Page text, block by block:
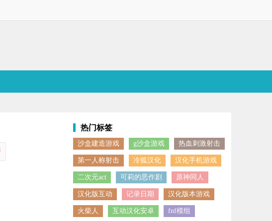
来消灭强大的敌人，顺利消灭对手即可获得游戏的胜利，还有丰富的玩法以及模式
热门标签
沙盒建造游戏 g沙盒游戏 热血刺激射击
第一人称射击 冷狐汉化 汉化手机游戏
二次元act 可莉的恶作剧 原神同人
汉化版互动 记录日期 汉化版本游戏
火柴人 互动汉化安卓 fnf模组